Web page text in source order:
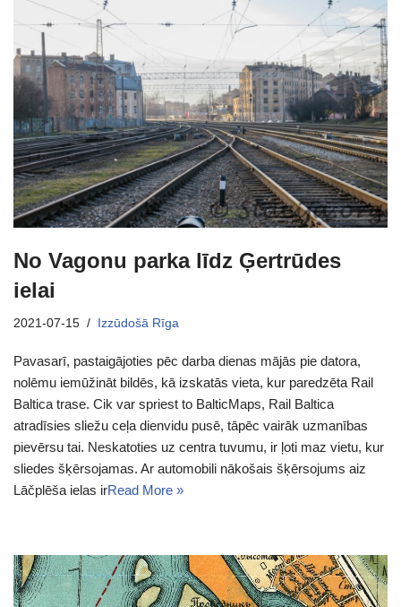
No Vagonu parka līdz Ģertrūdes
ielai
2021-07-15 Izzūdošā Rīga
Pavasarī, pastaigājoties pēc darba dienas mājās pie datora,
nolēmu iemūžināt bildēs, kā izskatās vieta, kur paredzēta Rail
Baltica trase. Cik var spriest to BalticMaps, Rail Baltica
atradīsies sliežu ceļa dienvidu pusē, tāpēc vairāk uzmanības
pievērsu tai. Neskatoties uz centra tuvumu, ir ļoti maz vietu, kur
sliedes šķērsojamas. Ar automobili nākošais šķērsojums aiz
Lāčplēša ielas irRead More »